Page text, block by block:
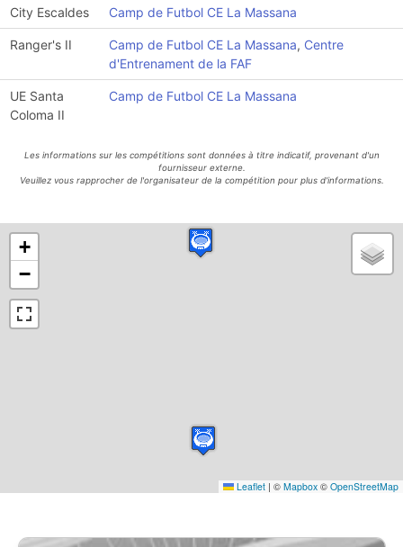
City Escaldes Camp de Futbol CE La Massana
Ranger's II Camp de Futbol CE La Massana, Centre
d'Entrenament de la FAF
UE Santa
Coloma II
Camp de Futbol CE La Massana
Les informations sur les compétitions sont données à titre indicatif, provenant d'un
fournisseur externe.
Veuillez vous rapprocher de l'organisateur de la compétition pour plus d'informations.
+
−
Leaflet | © Mapbox © OpenStreetMap